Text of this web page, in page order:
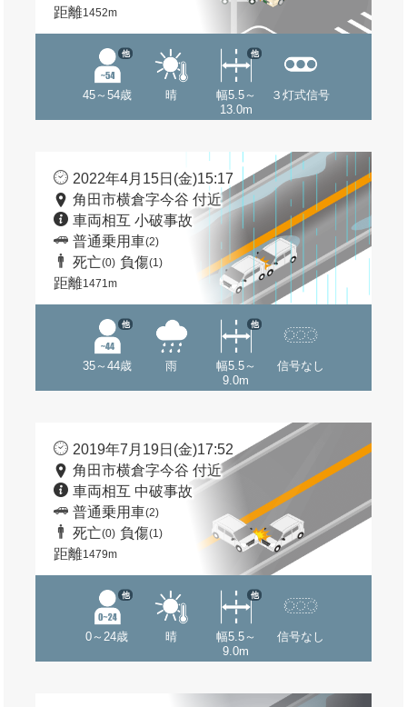
距離1452m
45～54歳
他
晴
幅5.5～
13.0m
他
３灯式信号
2022年4月15日(金)15:17
角田市横倉字今谷 付近
車両相互 小破事故
普通乗用車(2)
死亡(0) 負傷(1)
距離1471m
35～44歳
他
雨
幅5.5～
9.0m
他
信号なし
2019年7月19日(金)17:52
角田市横倉字今谷 付近
車両相互 中破事故
普通乗用車(2)
死亡(0) 負傷(1)
距離1479m
0～24歳
他
晴
幅5.5～
9.0m
他
信号なし